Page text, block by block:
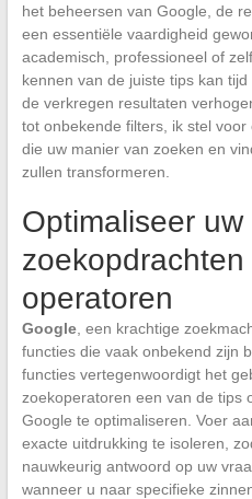
het beheersen van Google, de
een essentiële vaardigheid
academisch, professioneel of
kennen van de juiste tips kan
de verkregen resultaten
tot onbekende filters, ik stel
die uw manier van zoeken en
zullen transformeren.
Optimaliseer
operatoren
Google, een krachtige
functies die vaak onbekend zijn
functies vertegenwoordigt het
zoekoperatoren een van de tips
Google te optimaliseren. Voer
exacte uitdrukking te isoleren,
nauwkeurig antwoord op uw
wanneer u naar specifieke